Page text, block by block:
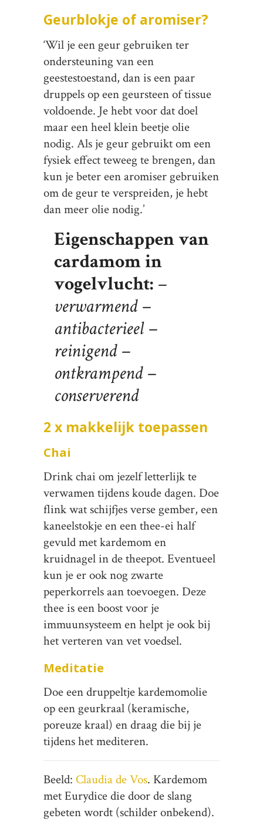
Geurblokje of aromiser?
‘Wil je een geur gebruiken ter
ondersteuning van een
geestestoestand, dan is een paar
druppels op een geursteen of tissue
voldoende. Je hebt voor dat doel
maar een heel klein beetje olie
nodig. Als je geur gebruikt om een
fysiek effect teweeg te brengen, dan
kun je beter een aromiser gebruiken
om de geur te verspreiden, je hebt
dan meer olie nodig.’
Eigenschappen van
cardamom in
vogelvlucht: –
verwarmend –
antibacterieel –
reinigend –
ontkrampend –
conserverend
2 x makkelijk toepassen
Chai
Drink chai om jezelf letterlijk te
verwamen tijdens koude dagen. Doe
flink wat schijfjes verse gember, een
kaneelstokje en een thee-ei half
gevuld met kardemom en
kruidnagel in de theepot. Eventueel
kun je er ook nog zwarte
peperkorrels aan toevoegen. Deze
thee is een boost voor je
immuunsysteem en helpt je ook bij
het verteren van vet voedsel.
Meditatie
Doe een druppeltje kardemomolie
op een geurkraal (keramische,
poreuze kraal) en draag die bij je
tijdens het mediteren.
Beeld: Claudia de Vos. Kardemom
met Eurydice die door de slang
gebeten wordt (schilder onbekend).